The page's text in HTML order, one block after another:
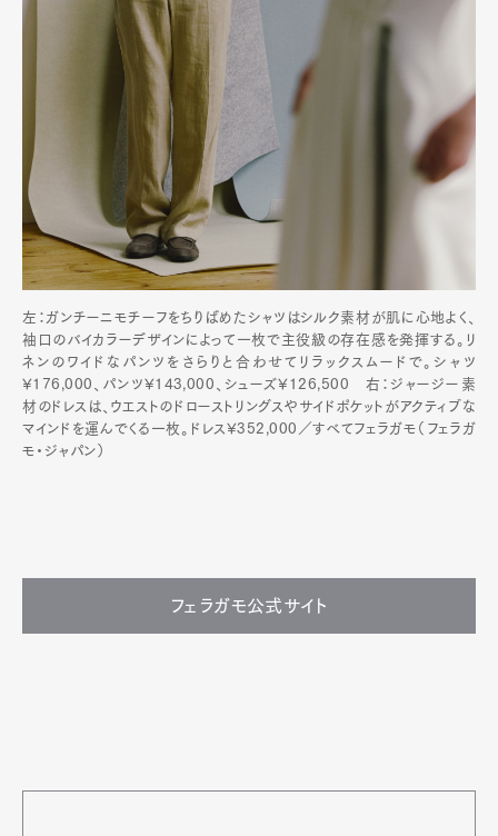
左：ガンチーニモチーフをちりばめたシャツはシルク素材が肌に心地よく、
袖口のバイカラーデザインによって一枚で主役級の存在感を発揮する。リ
ネンのワイドなパンツをさらりと合わせてリラックスムードで。シャツ
¥176,000、パンツ¥143,000、シューズ¥126,500 右：ジャージー素
材のドレスは、ウエストのドローストリングスやサイドポケットがアクティブな
マインドを運んでくる一枚。ドレス¥352,000／すべてフェラガモ（フェラガ
モ・ジャパン）
フェラガモ公式サイト